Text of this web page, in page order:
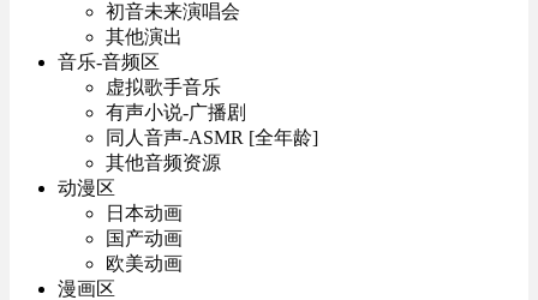
初音未来演唱会
其他演出
音乐-音频区
虚拟歌手音乐
有声小说-广播剧
同人音声-ASMR [全年龄]
其他音频资源
动漫区
日本动画
国产动画
欧美动画
漫画区